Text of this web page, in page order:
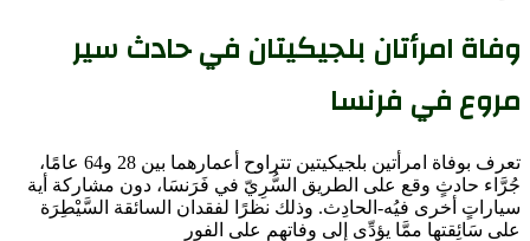
وفاة امرأتان بلجيكيتان في حادث سير
مروع في فرنسا
تعرف بوفاة امرأتين بلجيكيتين تتراوح أعمارهما بين 28 و64 عامًا،
جُرَّاء حادثٍ وقع على الطريق السُّرِيّ في فَرَنسَا، دون مشاركة أية
سياراتٍ أخرى فيُه-الحادِث. وذلك نظرًا لفقدان السائقة السَّيْطِرَة
على سَائِقتها ممَّا يؤدِّى إلى وفاتهم على الفور